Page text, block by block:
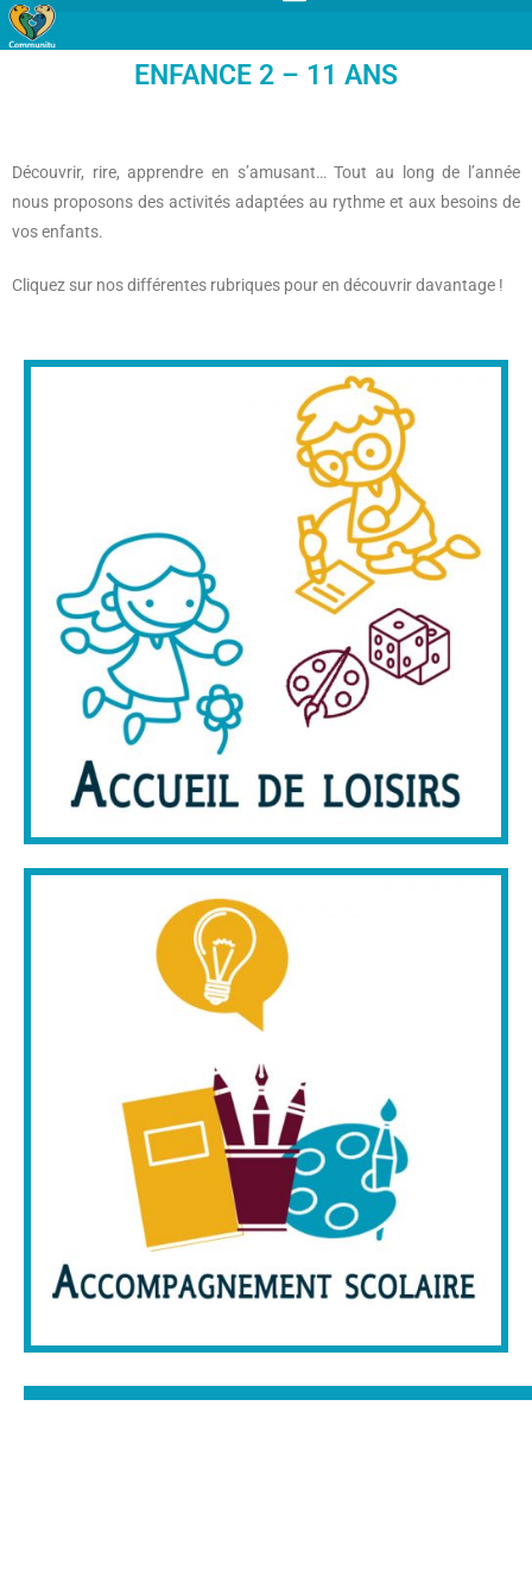
ENFANCE 2 – 11 ANS
Découvrir, rire, apprendre en s’amusant… Tout au long de l’année
nous proposons des activités adaptées au rythme et aux besoins de
vos enfants.
Cliquez sur nos différentes rubriques pour en découvrir davantage !